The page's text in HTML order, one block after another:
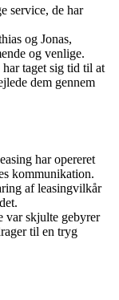
service, de har
og Jonas,
og venlige.
taget sig tid til at
dem gennem
har opereret
kommunikation.
af leasingvilkår
var skjulte gebyrer
til en tryg